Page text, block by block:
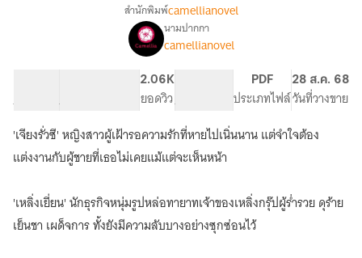
เรื่อง
ขอโทษ
ไม่
ผ่าน
เกณฑ์
สำนักพิมพ์camellianovel
นามปากกา
camellianovel
จำนวนคำ จำนวนหน้า (A5)
2.06K
ยอดวิวระดับเนื้อหา
PDF
ประเภทไฟล์
28 ส.ค. 68
วันที่วางขาย
'เจียงรั่วซี' หญิงสาวผู้เฝ้ารอความรักที่หายไปเนิ่นนาน แต่จำใจต้อง
แต่งงานกับผู้ชายที่เธอไม่เคยแม้แต่จะเห็นหน้า
'เหลิ่งเยี่ยน' นักธุรกิจหนุ่มรูปหล่อทายาทเจ้าของเหลิ่งกรุ๊ปผู้ร่ำรวย ดุร้าย
เย็นชา เผด็จการ ทั้งยังมีความลับบางอย่างซุกซ่อนไว้